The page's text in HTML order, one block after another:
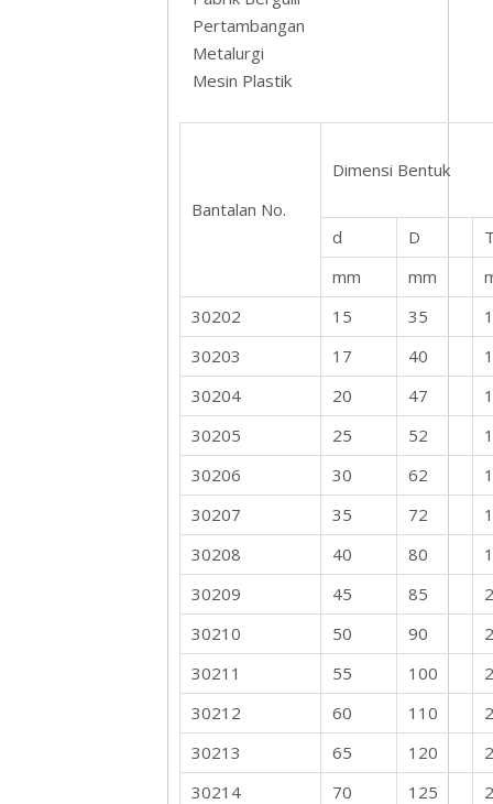
Pertambangan
Metalurgi
Mesin Plastik
Bantalan No.
Dimensi Bentuk
d D
mm
mm
30202
15 35
30203
17 40
30204
20 47
30205
25 52
30206
30 62
30207
35 72
30208
40 80
30209
45 85
30210
50 90
30211
55 100
30212
60 110
30213
65 120
30214
70 125